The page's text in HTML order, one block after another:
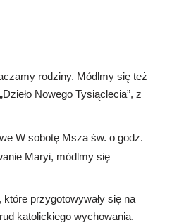
rodziny. Módlmy się też
Nowego Tysiąclecia”, z
W sobotę Msza św. o godz.
Maryi, módlmy się
przygotowywały się na
katolickiego wychowania.